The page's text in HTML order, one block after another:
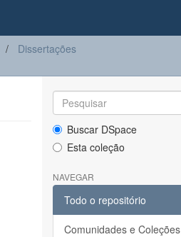
Dissertações
Buscar DSpace
Esta coleção
NAVEGAR
Todo o repositório
Comunidades e Coleções